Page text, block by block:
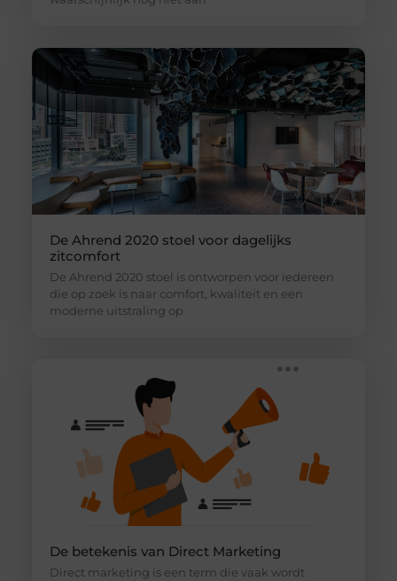
De Ahrend 2020 stoel voor dagelijks
zitcomfort
De Ahrend 2020 stoel is ontworpen voor iedereen
die op zoek is naar comfort, kwaliteit en een
moderne uitstraling op
De betekenis van Direct Marketing
Direct marketing is een term die vaak wordt